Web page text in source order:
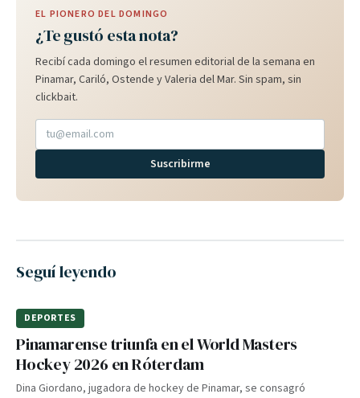
EL PIONERO DEL DOMINGO
¿Te gustó esta nota?
Recibí cada domingo el resumen editorial de la semana en
Pinamar, Cariló, Ostende y Valeria del Mar. Sin spam, sin
clickbait.
Suscribirme
Seguí leyendo
DEPORTES
Pinamarense triunfa en el World Masters
Hockey 2026 en Róterdam
Dina Giordano, jugadora de hockey de Pinamar, se consagró